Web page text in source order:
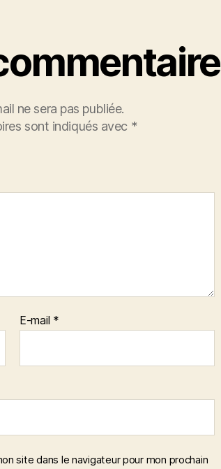
ne sera pas publiée.
sont indiqués avec *
E-mail *
site dans le navigateur pour mon prochain